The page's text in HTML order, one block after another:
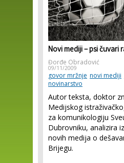
Novi mediji – psi čuvari
Đorđe Obradović
09/11/2009
govor mržnje novi mediji
novinarstvo
Autor teksta, doktor
Medijskog
za komunikologiju
Dubrovniku, analizira
novih medija o
Brijegu.